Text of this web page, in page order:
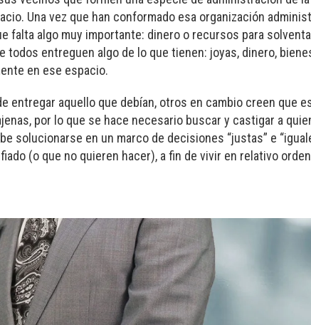
Una vez que han conformado esa organización
falta algo muy importante: dinero o recursos para
entreguen algo de lo que tienen: joyas, dinero,
en ese espacio.
aquello que debían, otros en cambio creen que
por lo que se hace necesario buscar y castigar a
solucionarse en un marco de decisiones “justas” e
(o que no quieren hacer), a fin de vivir en relativo